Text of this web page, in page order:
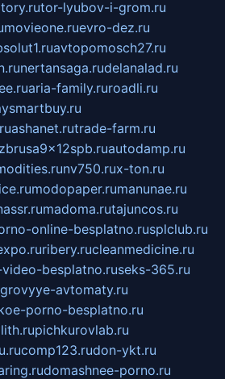
tor-lyubov-i-grom.ru
movieone.ruevro-dez.ru
avtopomosch27.ru
nertansaga.rudelanalad.ru
aria-family.ruroadli.ru
ashanet.rutrade-farm.ru
autodamp.ru
nv750.rux-ton.ru
modopaper.rumanunae.ru
madoma.rutajuncos.ru
online-besplatno.rusplclub.ru
ribery.rucleanmedicine.ru
besplatno.ruseks-365.ru
avtomaty.ru
porno-besplatno.ru
pichkurovlab.ru
comp123.rudon-ykt.ru
domashnee-porno.ru